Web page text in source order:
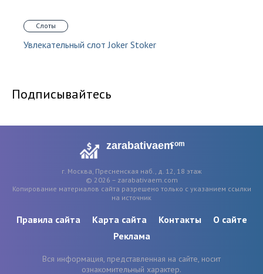
Слоты
Увлекательный слот Joker Stoker
Подписывайтесь
zarabativaemcom
г. Москва, Пресненская наб., д. 12, 18 этаж
© 2026 – zarabativaem.com
Копирование материалов сайта разрешено только с указанием ссылки
на источник
Правила сайта Карта сайта Контакты
О сайте
Реклама
Вся информация, представленная на сайте, носит
ознакомительный характер.